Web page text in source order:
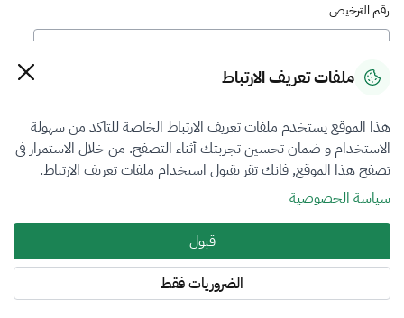
رقم الترخيص
رقم العضوية
فرع التقييم
الكل
نوع العضوية
أساسي
المنطقة
ملفات تعريف الارتباط
هذا الموقع يستخدم ملفات تعريف الارتباط الخاصة للتاكد من سهولة
الاستخدام و ضمان تحسين تجربتك أثناء التصفح. من خلال الاستمرار في
تصفح هذا الموقع, فانك تقر بقبول استخدام ملفات تعريف الارتباط.
سياسة الخصوصية
قبول
الضروريات فقط